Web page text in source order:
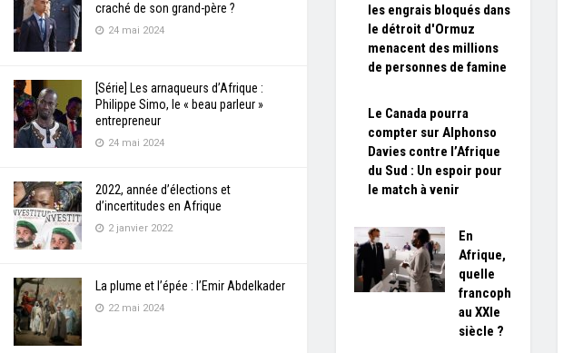
craché de son grand-père ?
24 mai 2024
[Série] Les arnaqueurs d’Afrique :
Philippe Simo, le « beau parleur »
entrepreneur
24 mai 2024
2022, année d’élections et
d’incertitudes en Afrique
2 janvier 2022
La plume et l’épée : l’Emir Abdelkader
22 mai 2024
les engrais bloqués dans
le détroit d'Ormuz
menacent des millions
de personnes de famine
Le Canada pourra
compter sur Alphonso
Davies contre l’Afrique
du Sud : Un espoir pour
le match à venir
En
Afrique,
quelle
francophonie
au XXIe
siècle ?